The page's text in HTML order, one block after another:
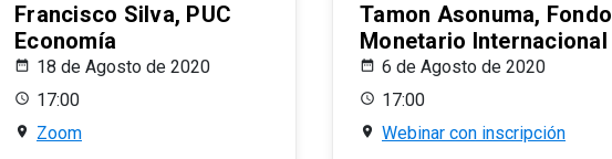
Francisco Silva, PUC
Economía
18 de Agosto de 2020
17:00
Zoom
Tamon Asonuma, Fondo
Monetario Internacional
6 de Agosto de 2020
17:00
Webinar con inscripción